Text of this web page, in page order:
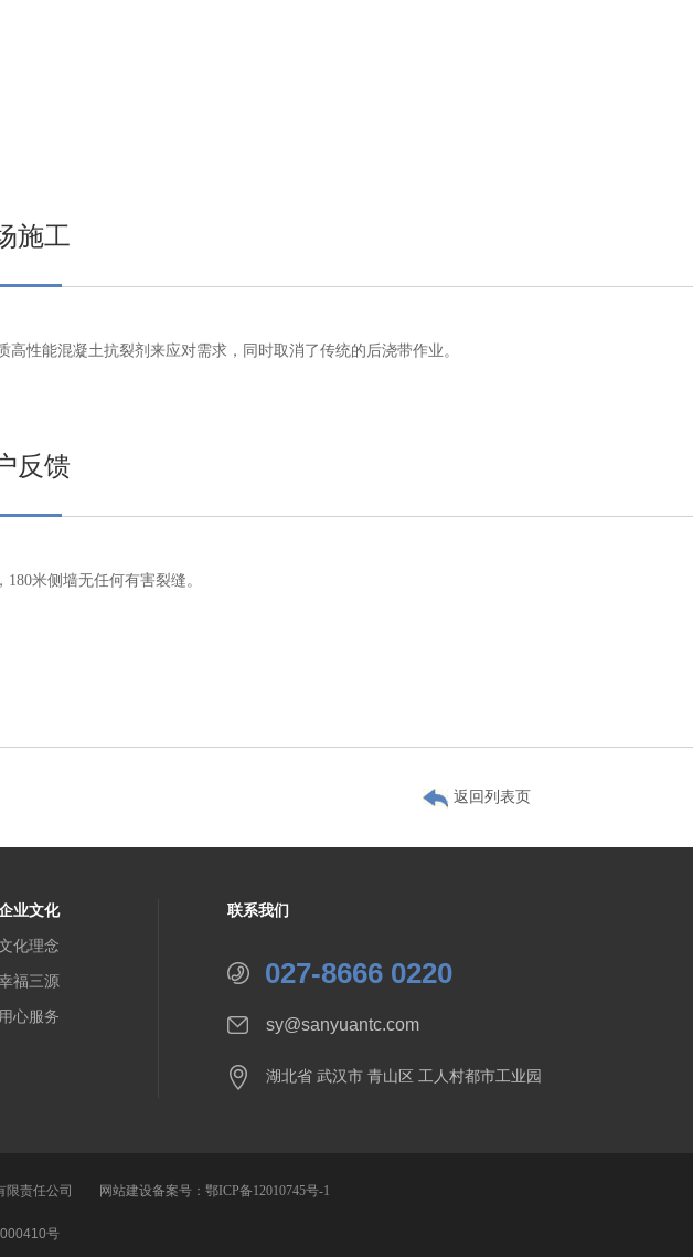
施工
高性能混凝土抗裂剂来应对需求，同时取消了传统的后浇带作业。
反馈
180米侧墙无任何有害裂缝。
返回列表页
业文化
化理念
福三源
用心服务
联系我们
027-8666 0220
sy@sanyuantc.com
湖北省 武汉市 青山区 工人村都市工业园
有限责任公司 网站建设备案号： 鄂ICP备12010745号-1
号